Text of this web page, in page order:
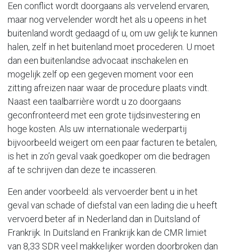
Een conflict wordt doorgaans als vervelend ervaren,
maar nog vervelender wordt het als u opeens in het
buitenland wordt gedaagd of u, om uw gelijk te kunnen
halen, zelf in het buitenland moet procederen. U moet
dan een buitenlandse advocaat inschakelen en
mogelijk zelf op een gegeven moment voor een
zitting afreizen naar waar de procedure plaats vindt.
Naast een taalbarrière wordt u zo doorgaans
geconfronteerd met een grote tijdsinvestering en
hoge kosten. Als uw internationale wederpartij
bijvoorbeeld weigert om een paar facturen te betalen,
is het in zo’n geval vaak goedkoper om die bedragen
af te schrijven dan deze te incasseren.
Een ander voorbeeld: als vervoerder bent u in het
geval van schade of diefstal van een lading die u heeft
vervoerd beter af in Nederland dan in Duitsland of
Frankrijk. In Duitsland en Frankrijk kan de CMR limiet
van 8,33 SDR veel makkelijker worden doorbroken dan